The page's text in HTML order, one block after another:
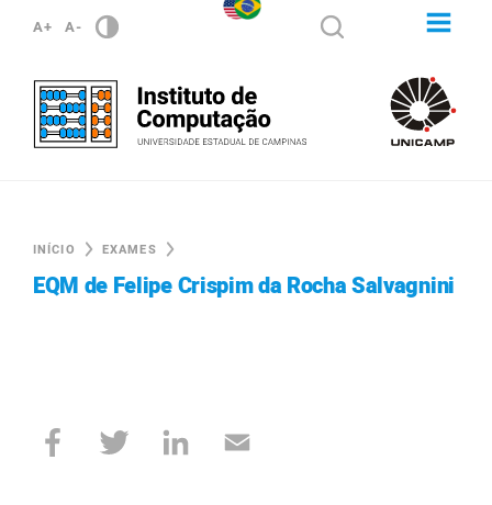
A+ A-
INÍCIO EXAMES
EQM de Felipe Crispim da Rocha Salvagnini